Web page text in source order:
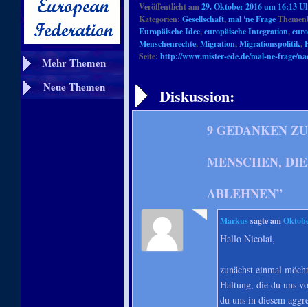
Mehr Themen
Neue Themen
Veröffentlicht am29. Oktober 2016 um 16:13
Kategorien: Gesellschaft,mal 'ne Frage
Europäische Idee,europäische Integration,
Menschenrechte,Migration,Migrationspolitik,
Seite: http://www.mister-ede.de/mal-ne-frage/
Diskussion:
9 GEDANKEN
MENSCHEN,
ABLEHNEN”
Markus sagte am
Hallo Nicolai,
zunächst einmal
Haltung, die du uns
du uns in diesem